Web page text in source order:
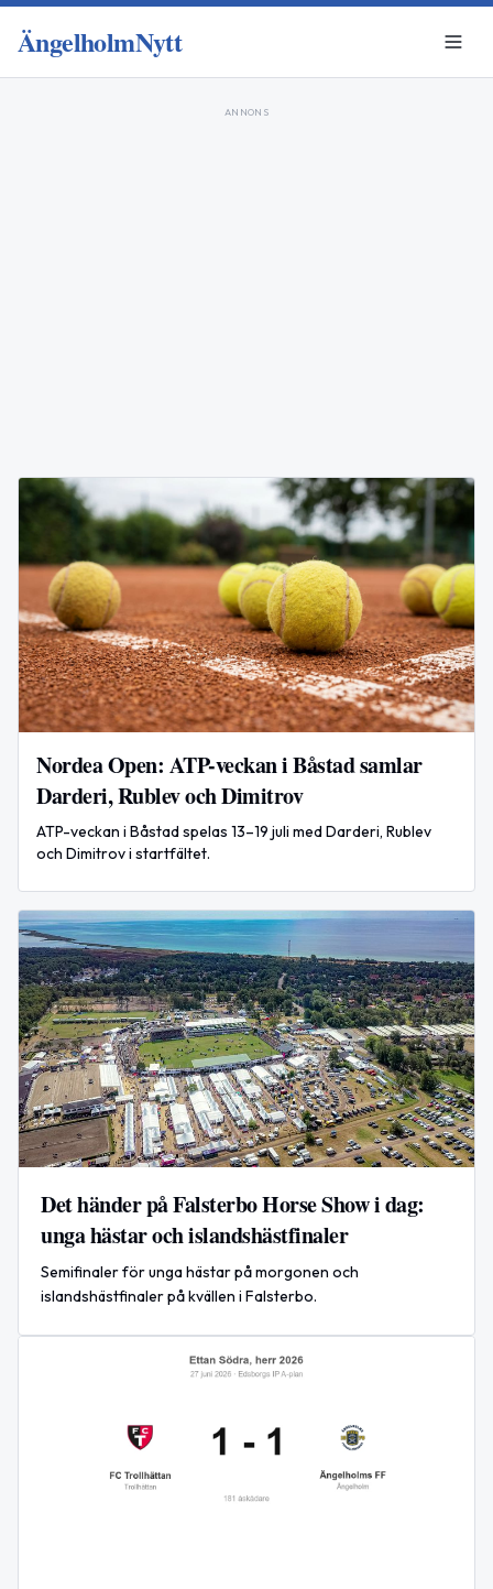
ÄngelholmNytt
ANNONS
Nordea Open: ATP-veckan i Båstad samlar
Darderi, Rublev och Dimitrov
ATP-veckan i Båstad spelas 13–19 juli med Darderi, Rublev
och Dimitrov i startfältet.
Det händer på Falsterbo Horse Show i dag:
unga hästar och islandshästfinaler
Semifinaler för unga hästar på morgonen och
islandshästfinaler på kvällen i Falsterbo.